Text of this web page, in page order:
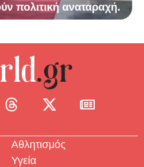
πολιτική αναταραχή.
Αθλητισμός
Υγεία